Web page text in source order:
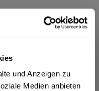
und Anzeigen zu
Medien anbieten